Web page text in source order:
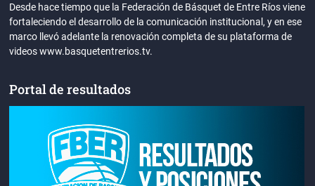
Desde hace tiempo que la Federación de Básquet de Entre Ríos viene
fortaleciendo el desarrollo de la comunicación institucional, y en ese
marco llevó adelante la renovación completa de su plataforma de
videos www.basquetentrerios.tv.
Portal de resultados